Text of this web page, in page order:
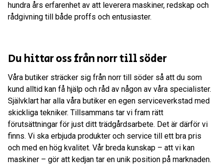
hundra års erfarenhet av att leverera maskiner, redskap och
rådgivning till både proffs och entusiaster.
Du hittar oss från norr till söder
Våra butiker sträcker sig från norr till söder så att du som
kund alltid kan få hjälp och råd av någon av våra specialister.
Självklart har alla våra butiker en egen serviceverkstad med
skickliga tekniker. Tillsammans tar vi fram rätt
förutsättningar för just ditt trädgårdsarbete. Det är därför vi
finns. Vi ska erbjuda produkter och service till ett bra pris
och med en hög kvalitet. Vår breda kunskap – att vi kan
maskiner – gör att kedjan tar en unik position på marknaden.